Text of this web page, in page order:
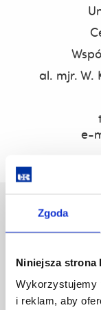
Zgoda
Niniejsza strona
Wykorzystujemy
i reklam, aby
al. mjr. W.
e-
Al.
nawigację
Mapa serwisu